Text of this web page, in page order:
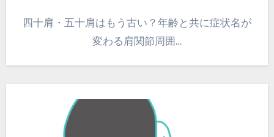
四十肩・五十肩はもう古い？年齢と共に症状名が
変わる肩関節周囲…